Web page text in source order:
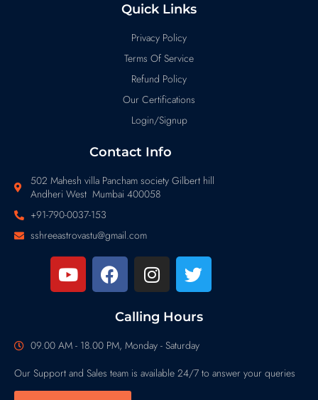
Quick Links
Privacy Policy
Terms Of Service
Refund Policy
Our Certifications
Login/Signup
Contact Info
502 Mahesh villa Pancham society Gilbert hill
Andheri West Mumbai 400058
+91-790-0037-153
sshreeastrovastu@gmail.com
Calling Hours
09.00 AM - 18.00 PM, Monday - Saturday
Our Support and Sales team is available 24/7 to answer your queries